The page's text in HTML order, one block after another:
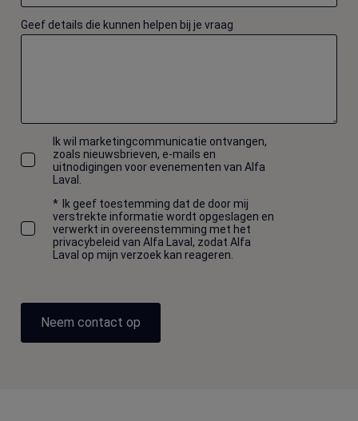
Geef details die kunnen helpen bij je vraag
Ik wil marketingcommunicatie ontvangen,
zoals nieuwsbrieven, e-mails en
uitnodigingen voor evenementen van Alfa
Laval.
* Ik geef toestemming dat de door mij
verstrekte informatie wordt opgeslagen en
verwerkt in overeenstemming met het
privacybeleid van Alfa Laval, zodat Alfa
Laval op mijn verzoek kan reageren.
Neem contact op